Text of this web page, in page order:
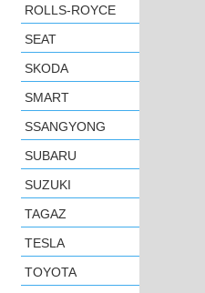
ROLLS-ROYCE
SEAT
SKODA
SMART
SSANGYONG
SUBARU
SUZUKI
TAGAZ
TESLA
TOYOTA